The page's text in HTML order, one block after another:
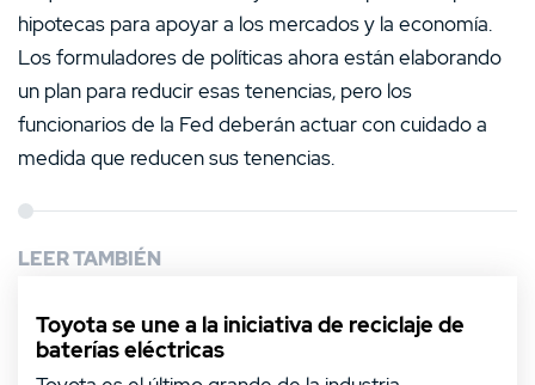
hipotecas para apoyar a los mercados y la economía.
Los formuladores de políticas ahora están elaborando
un plan para reducir esas tenencias, pero los
funcionarios de la Fed deberán actuar con cuidado a
medida que reducen sus tenencias.
LEER TAMBIÉN
Toyota se une a la iniciativa de reciclaje de
baterías eléctricas